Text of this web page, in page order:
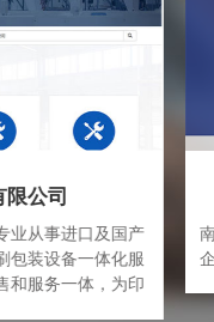
公司
业从事进口及国产
包装设备一体化服
和服务一体，为印